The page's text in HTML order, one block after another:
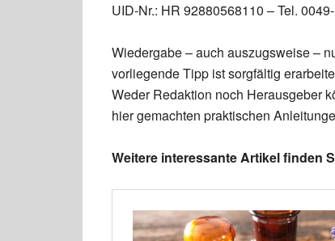
UID-Nr.: HR 92880568110 – Tel.
Wiedergabe – auch auszugsweise –
vorliegende Tipp ist sorgfältig
Weder Redaktion noch Herausgeber
hier gemachten praktischen
Weitere interessante Artikel finden